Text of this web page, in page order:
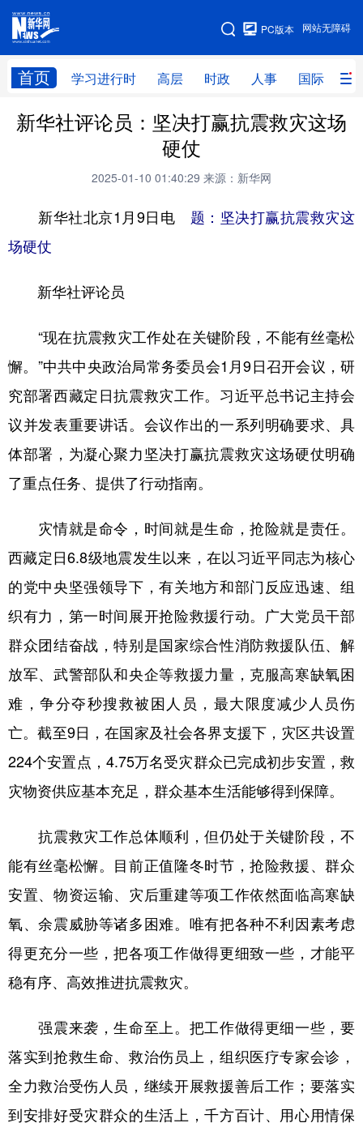
网站无障碍
PC版本
首页 学习进行时 高层 时政 人事 国际 财
网站地图
学习进行时 高层 时政 人事
科技 科创 量子 体育
访谈
食品 人居 信息化 数字经济
学术中国 乡村振兴 银龄 溯源中国
城市 旅游 能源 会展
彩票 娱乐 时尚 悦读
文化产业
地方频道
北京 天津 河北 山西
浙江 安徽 福建 江西
山东 河南 湖北 湖南
广东 广西 海南 重庆
四川 贵州 云南 西藏
陕西 甘肃 青海 宁夏
新疆 内蒙古 黑龙江
多语种频道
English Español Français عربى
Deutsch Português
新华社评论员：坚决打赢抗震救灾这场
硬仗
2025-01-10 01:40:29 来源：新华网
新华社北京1月9日电 题：坚决打赢抗震救灾这
场硬仗
新华社评论员
“现在抗震救灾工作处在关键阶段，不能有丝毫松
懈。”中共中央政治局常务委员会1月9日召开会议，研
究部署西藏定日抗震救灾工作。习近平总书记主持会
议并发表重要讲话。会议作出的一系列明确要求、具
体部署，为凝心聚力坚决打赢抗震救灾这场硬仗明确
了重点任务、提供了行动指南。
灾情就是命令，时间就是生命，抢险就是责任。
西藏定日6.8级地震发生以来，在以习近平同志为核心
的党中央坚强领导下，有关地方和部门反应迅速、组
织有力，第一时间展开抢险救援行动。广大党员干部
群众团结奋战，特别是国家综合性消防救援队伍、解
放军、武警部队和央企等救援力量，克服高寒缺氧困
难，争分夺秒搜救被困人员，最大限度减少人员伤
亡。截至9日，在国家及社会各界支援下，灾区共设置
224个安置点，4.75万名受灾群众已完成初步安置，救
灾物资供应基本充足，群众基本生活能够得到保障。
抗震救灾工作总体顺利，但仍处于关键阶段，不
能有丝毫松懈。目前正值隆冬时节，抢险救援、群众
安置、物资运输、灾后重建等项工作依然面临高寒缺
氧、余震威胁等诸多困难。唯有把各种不利因素考虑
得更充分一些，把各项工作做得更细致一些，才能平
稳有序、高效推进抗震救灾。
强震来袭，生命至上。把工作做得更细一些，要
落实到抢救生命、救治伤员上，组织医疗专家会诊，
全力救治受伤人员，继续开展救援善后工作；要落实
到安排好受灾群众的生活上，千方百计、用心用情保